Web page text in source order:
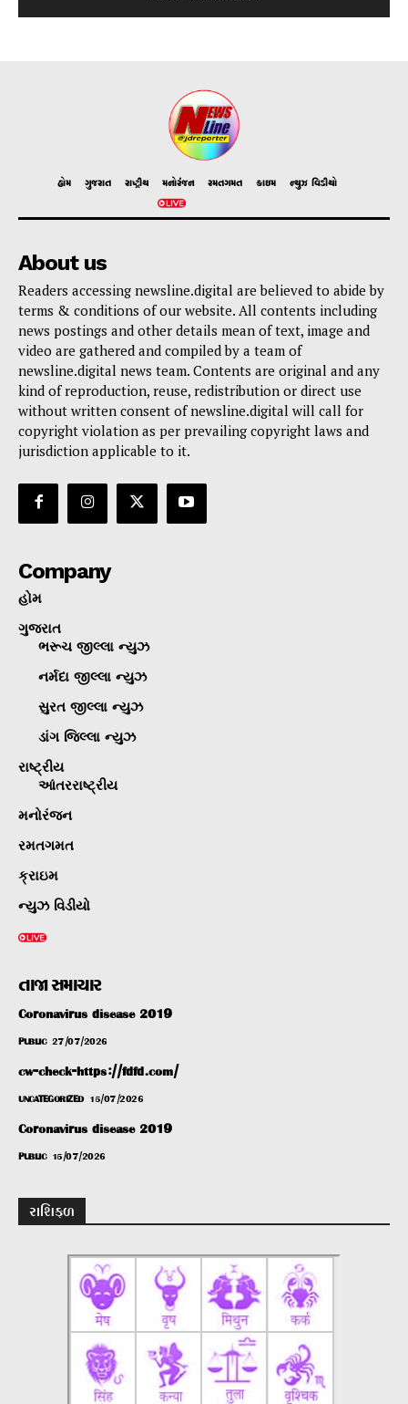
હોમ ગુજરાત રાષ્ટ્રીય મનોરંજન રમતગમત ક્રાઇમ ન્યુઝ વિડીયો
About us
Readers accessing newsline.digital are believed to abide by
terms & conditions of our website. All contents including
news postings and other details mean of text, image and
video are gathered and compiled by a team of
newsline.digital news team. Contents are original and any
kind of reproduction, reuse, redistribution or direct use
without written consent of newsline.digital will call for
copyright violation as per prevailing copyright laws and
jurisdiction applicable to it.
Company
હોમ
ગુજરાત
ભરૂચ જીલ્લા ન્યુઝ
નર્મદા જીલ્લા ન્યુઝ
સુરત જીલ્લા ન્યુઝ
ડાંગ જિલ્લા ન્યુઝ
રાષ્ટ્રીય
આંતરરાષ્ટ્રીય
મનોરંજન
રમતગમત
ક્રાઇમ
ન્યુઝ વિડીયો
તાજા સમાચાર
Coronavirus disease 2019
PUBLIC 27/07/2026
cw-check-https://fdfd.com/
UNCATEGORIZED 15/07/2026
Coronavirus disease 2019
PUBLIC 15/07/2026
રાશિફળ